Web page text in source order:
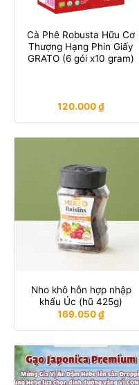
Cà Phê Robusta Hữu Cơ
Thượng Hạng Phin Giấy
GRATO (6 gói x10 gram)
120.000₫
Nho khô hỗn hợp nhập
khẩu Úc (hũ 425g)
169.050₫